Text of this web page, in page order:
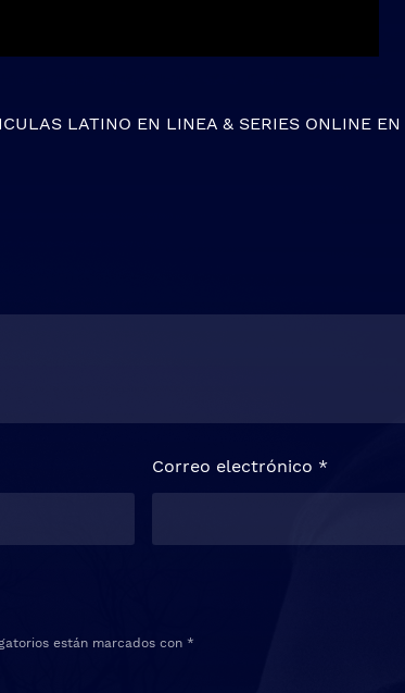
LATINO EN LINEA& SERIES ONLINEEN
están marcados con *
Correo electrónico *